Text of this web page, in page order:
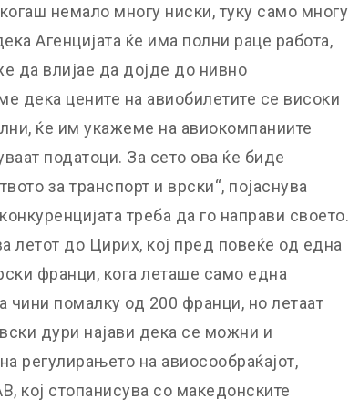
немало многу ниски, туку само многу
Агенцијата ќе има полни раце работа,
да влијае да дојде до нивно
дека цените на авиобилетите се високи
ќе им укажеме на авиокомпаниите
податоци. За сето ова ќе биде
за транспорт и врски“, појаснува
треба да го направи своето.
летот до Цирих, кој пред повеќе од една
франци, кога леташе само една
чини помалку од 200 франци, но летаат
дури најави дека се можни и
регулирањето на авиосообраќајот,
кој стопанисува со македонските